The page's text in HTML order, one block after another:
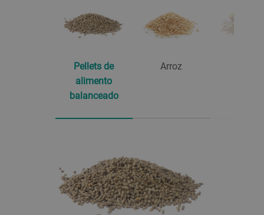
Pellets de
alimento
balanceado
Arroz